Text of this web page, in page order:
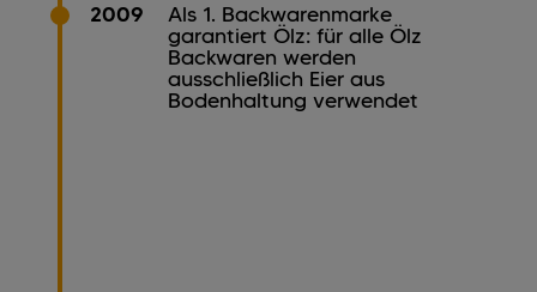
2009
Als 1. Backwarenmarke
garantiert Ölz: für alle Ölz
Backwaren werden
ausschließlich Eier aus
Bodenhaltung verwendet